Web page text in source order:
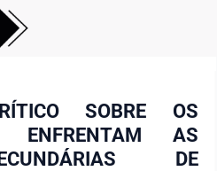
SOBRE OS
ENFRENTAM AS
DE